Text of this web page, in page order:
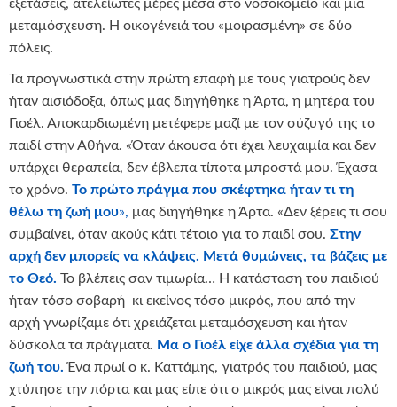
εξετάσεις, ατελείωτες μέρες μέσα στο νοσοκομείο και μια
μεταμόσχευση. Η οικογένειά του «μοιρασμένη» σε δύο
πόλεις.
Τα προγνωστικά στην πρώτη επαφή με τους γιατρούς δεν
ήταν αισιόδοξα, όπως μας διηγήθηκε η Άρτα, η μητέρα του
Γιοέλ. Αποκαρδιωμένη μετέφερε μαζί με τον σύζυγό της το
παιδί στην Αθήνα. «Όταν άκουσα ότι έχει λευχαιμία και δεν
υπάρχει θεραπεία, δεν έβλεπα τίποτα μπροστά μου. Έχασα
το χρόνο. Το πρώτο πράγμα που σκέφτηκα ήταν τι τη
θέλω τη ζωή μου», μας διηγήθηκε η Άρτα. «Δεν ξέρεις τι σου
συμβαίνει, όταν ακούς κάτι τέτοιο για το παιδί σου. Στην
αρχή δεν μπορείς να κλάψεις. Μετά θυμώνεις, τα βάζεις με
το Θεό. Το βλέπεις σαν τιμωρία… H κατάσταση του παιδιού
ήταν τόσο σοβαρή κι εκείνος τόσο μικρός, που από την
αρχή γνωρίζαμε ότι χρειάζεται μεταμόσχευση και ήταν
δύσκολα τα πράγματα. Μα ο Γιοέλ είχε άλλα σχέδια για τη
ζωή του. Ένα πρωί ο κ. Καττάμης, γιατρός του παιδιού, μας
χτύπησε την πόρτα και μας είπε ότι ο μικρός μας είναι πολύ